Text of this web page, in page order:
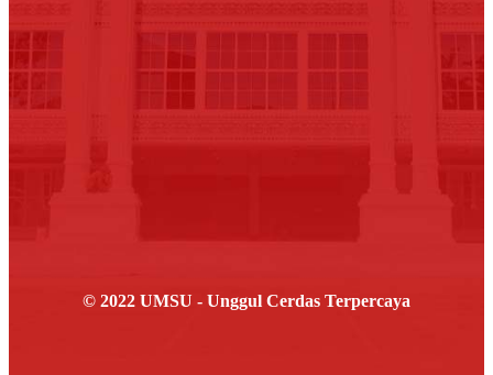
© 2022 UMSU - Unggul Cerdas Terpercaya